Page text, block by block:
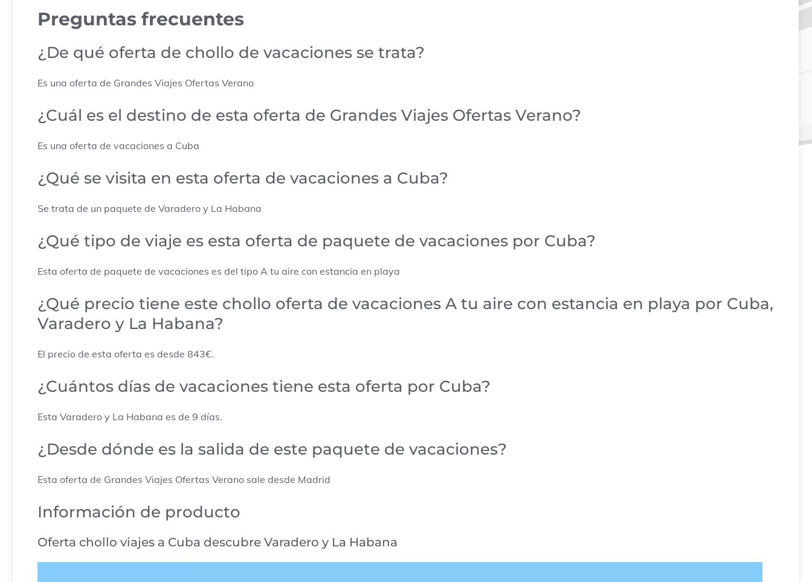
Preguntas frecuentes
¿De qué oferta de chollo de vacaciones se trata?
Es una oferta de Grandes Viajes Ofertas Verano
¿Cuál es el destino de esta oferta de Grandes Viajes Ofertas Verano?
Es una oferta de vacaciones a Cuba
¿Qué se visita en esta oferta de vacaciones a Cuba?
Se trata de un paquete de Varadero y La Habana
¿Qué tipo de viaje es esta oferta de paquete de vacaciones por Cuba?
Esta oferta de paquete de vacaciones es del tipo A tu aire con estancia en playa
¿Qué precio tiene este chollo oferta de vacaciones A tu aire con estancia en playa por Cuba,
Varadero y La Habana?
El precio de esta oferta es desde 843€.
¿Cuántos días de vacaciones tiene esta oferta por Cuba?
Esta Varadero y La Habana es de 9 días.
¿Desde dónde es la salida de este paquete de vacaciones?
Esta oferta de Grandes Viajes Ofertas Verano sale desde Madrid
Información de producto
Oferta chollo viajes a Cuba descubre Varadero y La Habana